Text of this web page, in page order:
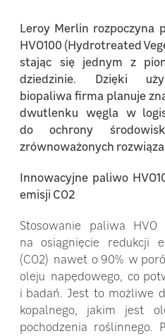
Leroy Merlin rozpoczyna
HVO100 (Hydrotreated
stając się jednym z
dziedzinie. Dzięki
biopaliwa firma planuje
dwutlenku węgla w
do ochrony
zrównoważonych
Innowacyjne paliwo
emisji CO2
Stosowanie paliwa
na osiągnięcie redukcji
(CO2) nawet o 90% w
oleju napędowego, co
i badań. Jest to możliwe
kopalnego, jakim jest
pochodzenia roślinnego.